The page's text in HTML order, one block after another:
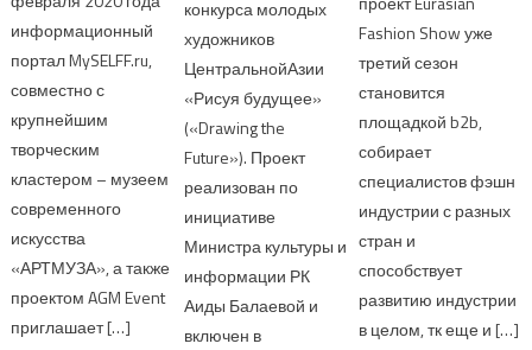
информационный
портал MySELFF.ru,
совместно с
крупнейшим
творческим
кластером – музеем
современного
искусства
«АРТМУЗА», а также
проектом AGM Event
приглашает […]
конкурса молодых
художников
ЦентральнойАзии
«Рисуя будущее»
(«Drawing the
Future»). Проект
реализован по
инициативе
Министра культуры и
информации РК
Аиды Балаевой и
включен в
Fashion Show уже
третий сезон
становится
площадкой b2b,
собирает
специалистов фэшн
индустрии с разных
стран и
способствует
развитию индустрии
в целом, тк еще и […]